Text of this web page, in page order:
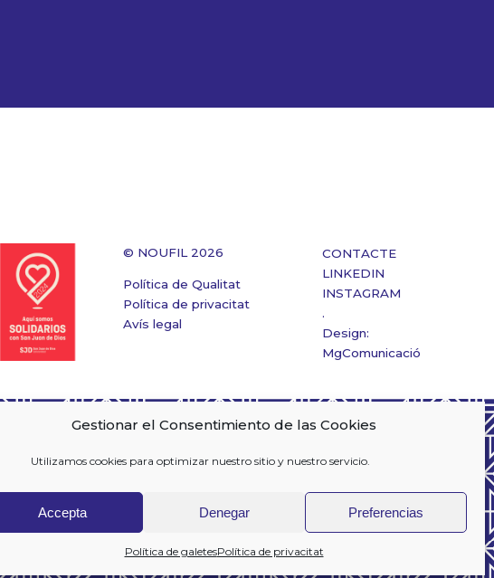
Gestionar el Consentimiento de las Cookies
Utilizamos cookies para optimizar nuestro sitio y nuestro servicio.
Accepta Denegar Preferencias
Política de galetesPolítica de privacitat
© NOUFIL 2026
Política de Qualitat
Política de privacitat
Avís legal
CONTACTE
LINKEDIN
INSTAGRAM
.
Design:
MgComunicació